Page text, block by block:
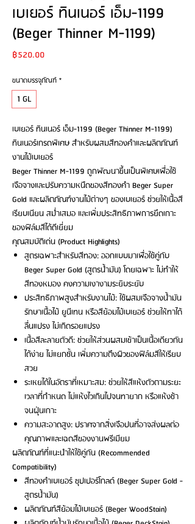
เบเยอร์ ทินเนอร์ เอ็ม-1199
(Beger Thinner M-1199)
฿520.00Price
ขนาดบรรจุภัณฑ์ *
1 GL
เบเยอร์ ทินเนอร์ เอ็ม-1199 (Beger Thinner M-1199)
ทินเนอร์เกรดพิเศษ สำหรับผสมสีทองคำและผลิตภัณฑ์
งานไม้เบเยอร์
Beger Thinner M-1199 ถูกพัฒนาขึ้นเป็นพิเศษเพื่อใช้
เจือจางและปรับความหนืดของสีทองคำ Beger Super
Gold และผลิตภัณฑ์งานไม้ต่างๆ ของเบเยอร์ ช่วยให้เนื้อสี
เรียบเนียน สม่ำเสมอ และเพิ่มประสิทธิภาพการยึดเกาะ
ของฟิล์มสีได้ดีเยี่ยม
คุณสมบัติเด่น (Product Highlights)
สูตรเฉพาะสำหรับสีทอง: ออกแบบมาเพื่อใช้คู่กับ
Beger Super Gold (สูตรน้ำมัน) โดยเฉพาะ ไม่ทำให้
สีทองหมอง คงความเงางามระยิบระยับ
ประสิทธิภาพสูงสำหรับงานไม้: ใช้ผสมเจือจางน้ำมัน
รักษาเนื้อไม้ ยูนีเทน หรือสีย้อมไม้เบเยอร์ ช่วยให้ทาได้
ลื่นแปรง ไม่เกิดรอยแปรง
เนื้อสีละลายตัวดี: ช่วยให้ส่วนผสมเข้าเป็นเนื้อเดียวกัน
ได้ง่าย ไม่แยกชั้น เพิ่มความตึงผิวของฟิล์มสีให้เรียบ
สวย
ระเหยได้ในอัตราที่เหมาะสม: ช่วยให้สีแห้งตัวตามระยะ
เวลาที่กำหนด ไม่แห้งไวเกินไปจนทายาก หรือแห้งช้า
จนฝุ่นเกาะ
ความสะอาดสูง: ปราศจากสิ่งเจือปนที่อาจส่งผลต่อ
คุณภาพและเฉดสีของงานพรีเมียม
ผลิตภัณฑ์ที่แนะนำให้ใช้คู่กัน (Recommended
Compatibility)
สีทองคำเบเยอร์ ซุปเปอร์โกลด์ (Beger Super Gold -
สูตรน้ำมัน)
ผลิตภัณฑ์สีย้อมไม้เบเยอร์ (Beger WoodStain)